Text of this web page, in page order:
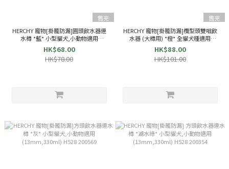
售完
HERCHY 寵物[掛籠防漏]圓頭飲水器連
水樽 *藍* 小型貓犬,小動物適用
HK$68.00
HK$78.00
售完
HERCHY 寵物[掛籠防漏]欖型頭雙咀飲
水器 (大樽用) *橙* 全貓犬種適用
(16mm)H535 53535
HK$88.00
HK$101.00